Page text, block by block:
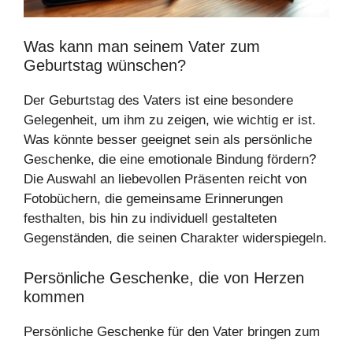
Was kann man seinem Vater zum
Geburtstag wünschen?
Der Geburtstag des Vaters ist eine besondere
Gelegenheit, um ihm zu zeigen, wie wichtig er ist.
Was könnte besser geeignet sein als persönliche
Geschenke, die eine emotionale Bindung fördern?
Die Auswahl an liebevollen Präsenten reicht von
Fotobüchern, die gemeinsame Erinnerungen
festhalten, bis hin zu individuell gestalteten
Gegenständen, die seinen Charakter widerspiegeln.
Persönliche Geschenke, die von Herzen
kommen
Persönliche Geschenke für den Vater bringen zum